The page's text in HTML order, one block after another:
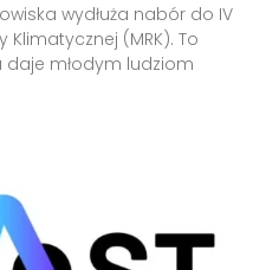
wydłuża nabór do IV
Klimatycznej (MRK). To
daje młodym ludziom